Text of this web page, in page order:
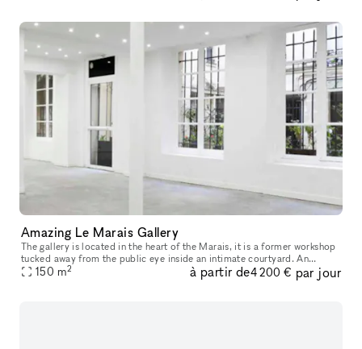
Amazing Le Marais Gallery
The gallery is located in the heart of the Marais, it is a former workshop
tucked away from the public eye inside an intimate courtyard. An
atypical gallery that has known different historical perio
150 m2 à partir de4 200 € par jour